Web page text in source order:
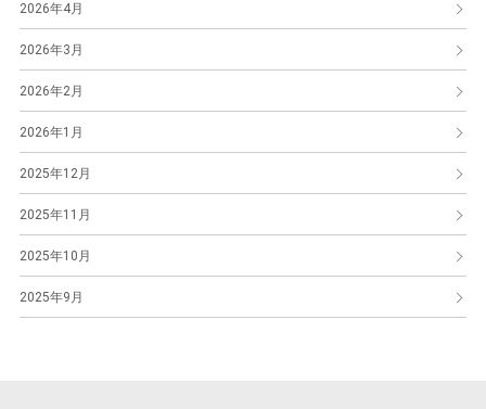
2026年4月
2026年3月
2026年2月
2026年1月
2025年12月
2025年11月
2025年10月
2025年9月